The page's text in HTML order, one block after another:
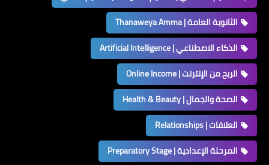
الثانوية العامة | Thanaweya Amma
الذكاء الاصطناعي | Artificial Intelligence
الربح من الإنترنت | Online Income
الصحة والجمال | Health & Beauty
العلاقات | Relationships
المرحلة الإعدادية | Preparatory Stage